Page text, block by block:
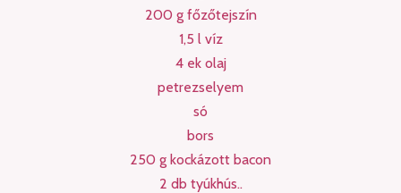
200 g főzőtejszín
1,5 l víz
4 ek olaj
petrezselyem
só
bors
250 g kockázott bacon
2 db tyúkhús..